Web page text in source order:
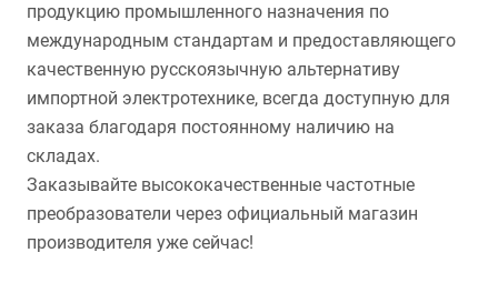
продукцию промышленного назначения по
международным стандартам и предоставляющего
качественную русскоязычную альтернативу
импортной электротехнике, всегда доступную для
заказа благодаря постоянному наличию на
складах.
Заказывайте высококачественные частотные
преобразователи через официальный магазин
производителя уже сейчас!